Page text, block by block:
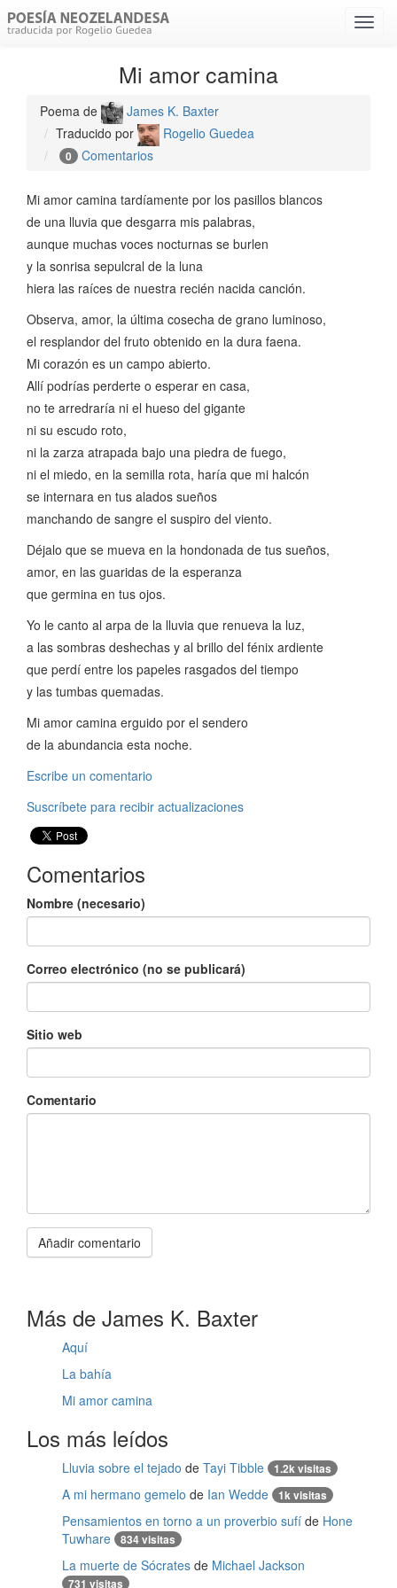
Menú
Mi amor camina
Poema de
James K. Baxter
Traducido por
Rogelio Guedea
0 Comentarios
Mi amor camina tardíamente por los pasillos blancos
de una lluvia que desgarra mis palabras,
aunque muchas voces nocturnas se burlen
y la sonrisa sepulcral de la luna
hiera las raíces de nuestra recién nacida canción.
Observa, amor, la última cosecha de grano luminoso,
el resplandor del fruto obtenido en la dura faena.
Mi corazón es un campo abierto.
Allí podrías perderte o esperar en casa,
no te arredraría ni el hueso del gigante
ni su escudo roto,
ni la zarza atrapada bajo una piedra de fuego,
ni el miedo, en la semilla rota, haría que mi halcón
se internara en tus alados sueños
manchando de sangre el suspiro del viento.
Déjalo que se mueva en la hondonada de tus sueños,
amor, en las guaridas de la esperanza
que germina en tus ojos.
Yo le canto al arpa de la lluvia que renueva la luz,
a las sombras deshechas y al brillo del fénix ardiente
que perdí entre los papeles rasgados del tiempo
y las tumbas quemadas.
Mi amor camina erguido por el sendero
de la abundancia esta noche.
Escribe un comentario
Suscríbete para recibir actualizaciones
Comentarios
Nombre (necesario)
Correo electrónico (no se publicará)
Sitio web
Comentario
Añadir comentario
Más de James K. Baxter
Aquí
La bahía
Mi amor camina
Los más leídos
Lluvia sobre el tejado de Tayi Tibble 1.2k visitas
A mi hermano gemelo de Ian Wedde 1k visitas
Pensamientos en torno a un proverbio sufí de Hone
Tuwhare
834 visitas
La muerte de Sócrates de Michael Jackson
731 visitas